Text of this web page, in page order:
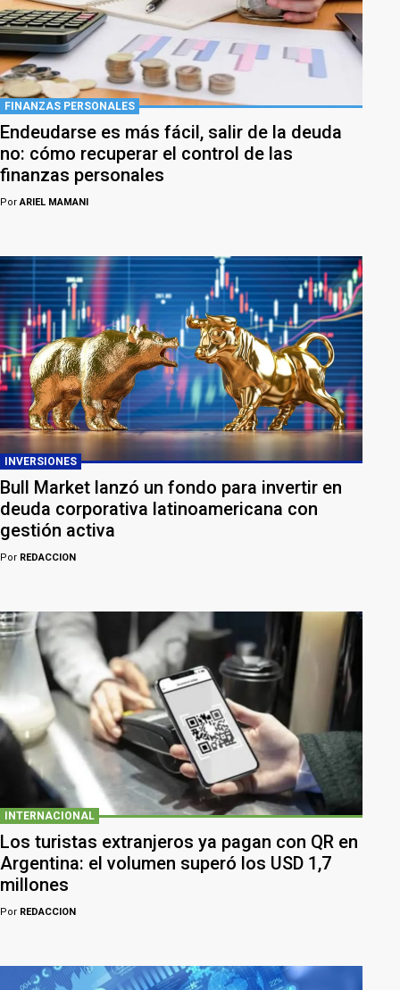
FINANZAS PERSONALES
Endeudarse es más fácil, salir de la deuda
no: cómo recuperar el control de las
finanzas personales
PorARIEL MAMANI
INVERSIONES
Bull Market lanzó un fondo para invertir en
deuda corporativa latinoamericana con
gestión activa
Por REDACCION
INTERNACIONAL
Los turistas extranjeros ya pagan con QR en
Argentina: el volumen superó los USD 1,7
millones
Por REDACCION